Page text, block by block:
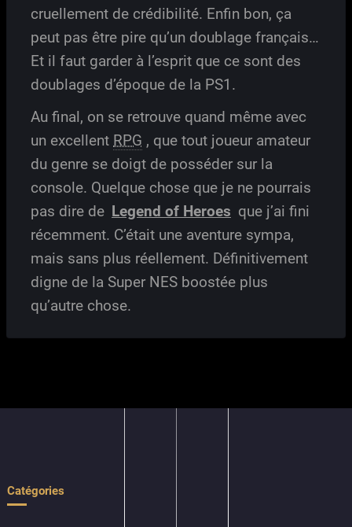
cruellement de crédibilité. Enfin bon, ça
peut pas être pire qu’un doublage français…
Et il faut garder à l’esprit que ce sont des
doublages d’époque de la PS1.
Au final, on se retrouve quand même avec
un excellent RPG , que tout joueur amateur
du genre se doigt de posséder sur la
console. Quelque chose que je ne pourrais
pas dire de Legend of Heroes que j’ai fini
récemment. C’était une aventure sympa,
mais sans plus réellement. Définitivement
digne de la Super NES boostée plus
qu’autre chose.
Catégories